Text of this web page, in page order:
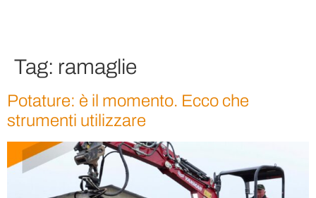
Tag: ramaglie
Potature: è il momento. Ecco che
strumenti utilizzare